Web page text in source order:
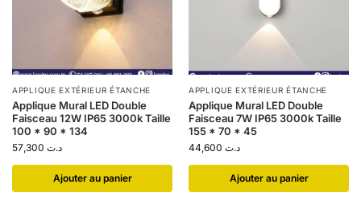
APPLIQUE EXTÉRIEUR ÉTANCHE
Applique Mural LED Double
Faisceau 12W IP65 3000k Taille
100 * 90 * 134
د.ت
Ajouter au panier
APPLIQUE EXTÉRIEUR ÉTANCHE
Applique Mural LED Double
Faisceau 7W IP65 3000k Taille
155 * 70 * 45
د.ت
Ajouter au panier